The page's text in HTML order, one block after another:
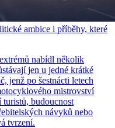
ambice i příběhy, které
nabídl několik
jen u jedné krátké
jenž po šestnácti letech
mistrovství
turistů, budoucnost
návyků nebo
tvrzení.